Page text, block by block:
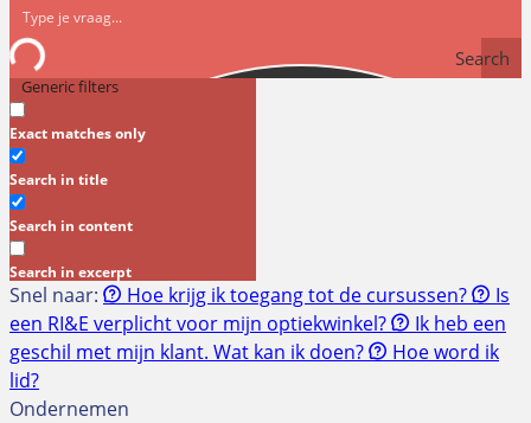
Search
Generic filters
Exact matches only
Search in title
Search in content
Search in excerpt
Snel naar: Hoe krijg ik toegang tot de cursussen?
Is
een RI&E verplicht voor mijn optiekwinkel?
Ik heb een
geschil met mijn klant. Wat kan ik doen?
Hoe word ik
lid?
Ondernemen